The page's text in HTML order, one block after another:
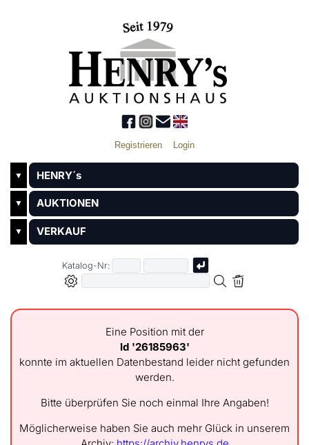
Registrieren Login
▼ HENRY´s
▼ AUKTIONEN
▼ VERKAUF
Katalog-Nr:
Eine Position mit der
Id '26185963'
konnte im aktuellen Datenbestand leider nicht gefunden
werden.
Bitte überprüfen Sie noch einmal Ihre Angaben!
Möglicherweise haben Sie auch mehr Glück in unserem